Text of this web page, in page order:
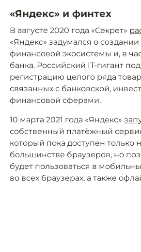
«Яндекс» и финтех
В августе 2020 года «Секрет»
«Яндекс» задумался о
финансовой экосистемы и, в
банка. Российский IT-гигант
регистрацию целого ряда
связанных с банковской,
финансовой сферами.
10 марта 2021 года «Яндекс»
собственный платёжный
который пока доступен только
большинстве браузеров, но
будет пользоваться в
во всех браузерах, а также